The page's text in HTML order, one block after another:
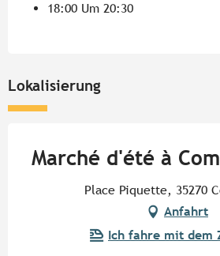
18:00 Um 20:30
Lokalisierung
Marché d'été à
Place Piquette, 35270
Anfahrt
Ich fahre mit dem